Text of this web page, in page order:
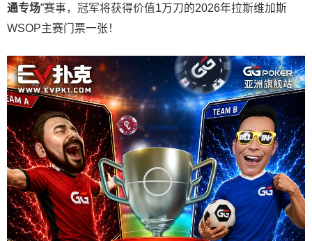
通专场”赛事，冠军将获得价值1万刀的2026年拉斯维加斯
WSOP主赛门票一张！